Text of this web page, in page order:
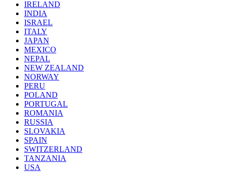
IRELAND
INDIA
ISRAEL
ITALY
JAPAN
MEXICO
NEPAL
NEW ZEALAND
NORWAY
PERU
POLAND
PORTUGAL
ROMANIA
RUSSIA
SLOVAKIA
SPAIN
SWITZERLAND
TANZANIA
USA